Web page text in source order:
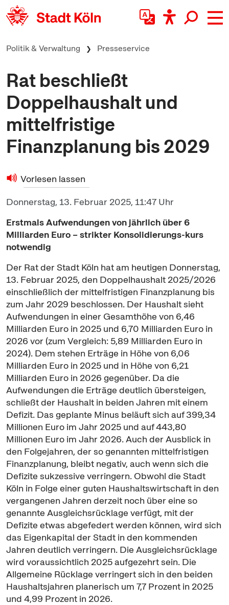
zum Inhalt springen
Politik & Verwaltung Presseservice
Rat beschließt
Doppelhaushalt und
mittelfristige
Finanzplanung bis 2029
Vorlesen lassen
Donnerstag, 13. Februar 2025, 11:47 Uhr
Erstmals Aufwendungen von jährlich über 6
Milliarden Euro – strikter Konsolidierungs-kurs
notwendig
Der Rat der Stadt Köln hat am heutigen Donnerstag,
13. Februar 2025, den Doppelhaushalt 2025/2026
einschließlich der mittelfristigen Finanzplanung bis
zum Jahr 2029 beschlossen. Der Haushalt sieht
Aufwendungen in einer Gesamthöhe von 6,46
Milliarden Euro in 2025 und 6,70 Milliarden Euro in
2026 vor (zum Vergleich: 5,89 Milliarden Euro in
2024). Dem stehen Erträge in Höhe von 6,06
Milliarden Euro in 2025 und in Höhe von 6,21
Milliarden Euro in 2026 gegenüber. Da die
Aufwendungen die Erträge deutlich übersteigen,
schließt der Haushalt in beiden Jahren mit einem
Defizit. Das geplante Minus beläuft sich auf 399,34
Millionen Euro im Jahr 2025 und auf 443,80
Millionen Euro im Jahr 2026. Auch der Ausblick in
den Folgejahren, der so genannten mittelfristigen
Finanzplanung, bleibt negativ, auch wenn sich die
Defizite sukzessive verringern. Obwohl die Stadt
Köln in Folge einer guten Haushaltswirtschaft in den
vergangenen Jahren derzeit noch über eine so
genannte Ausgleichsrücklage verfügt, mit der
Defizite etwas abgefedert werden können, wird sich
das Eigenkapital der Stadt in den kommenden
Jahren deutlich verringern. Die Ausgleichsrücklage
wird voraussichtlich 2025 aufgezehrt sein. Die
Allgemeine Rücklage verringert sich in den beiden
Haushaltsjahren planerisch um 7,7 Prozent in 2025
und 4,99 Prozent in 2026.